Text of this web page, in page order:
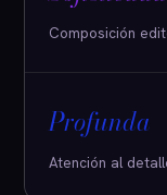
Composición
Profunda
Atención al